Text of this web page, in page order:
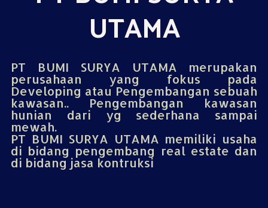
UTAMA
PT BUMI SURYA UTAMA merupakan
perusahaan yang fokus pada
Developing atau Pengembangan sebuah
kawasan.. Pengembangan kawasan
hunian dari yg sederhana sampai
mewah.
PT BUMI SURYA UTAMA memiliki usaha
di bidang pengembang real estate dan
di bidang jasa kontruksi